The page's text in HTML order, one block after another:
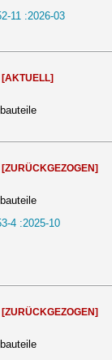
11 :2026-03
[AKTUELL]
[ZURÜCKGEZOGEN]
4 :2025-10
[ZURÜCKGEZOGEN]